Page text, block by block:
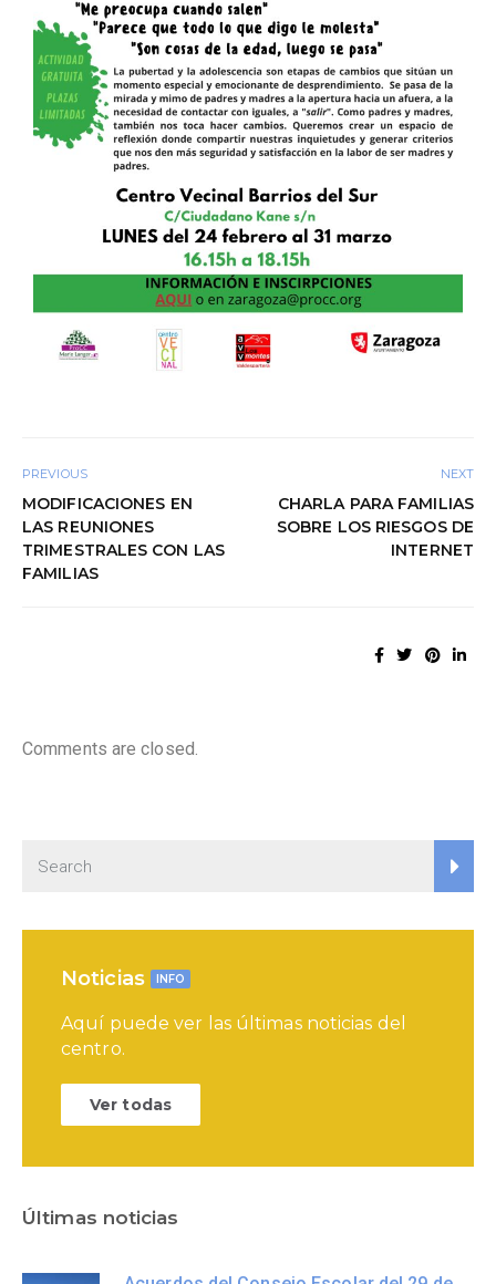
PREVIOUS
MODIFICACIONES EN
LAS REUNIONES
TRIMESTRALES CON LAS
FAMILIAS
NEXT
CHARLA PARA FAMILIAS
SOBRE LOS RIESGOS DE
INTERNET
Comments are closed.
Noticias INFO
Aquí puede ver las últimas noticias del
centro.
Ver todas
Últimas noticias